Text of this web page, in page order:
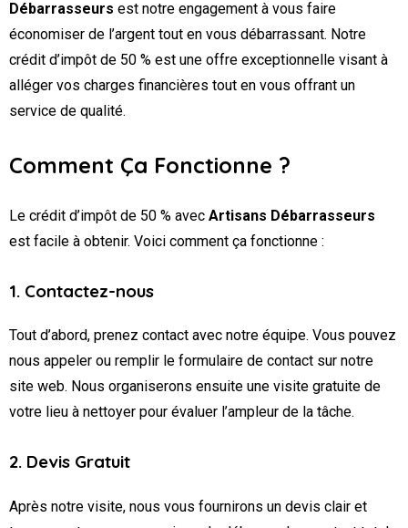
Débarrasseurs est notre engagement à vous faire
économiser de l’argent tout en vous débarrassant. Notre
crédit d’impôt de 50 % est une offre exceptionnelle visant à
alléger vos charges financières tout en vous offrant un
service de qualité.
Comment Ça Fonctionne ?
Le crédit d’impôt de 50 % avec Artisans Débarrasseurs
est facile à obtenir. Voici comment ça fonctionne :
1. Contactez-nous
Tout d’abord, prenez contact avec notre équipe. Vous pouvez
nous appeler ou remplir le formulaire de contact sur notre
site web. Nous organiserons ensuite une visite gratuite de
votre lieu à nettoyer pour évaluer l’ampleur de la tâche.
2. Devis Gratuit
Après notre visite, nous vous fournirons un devis clair et